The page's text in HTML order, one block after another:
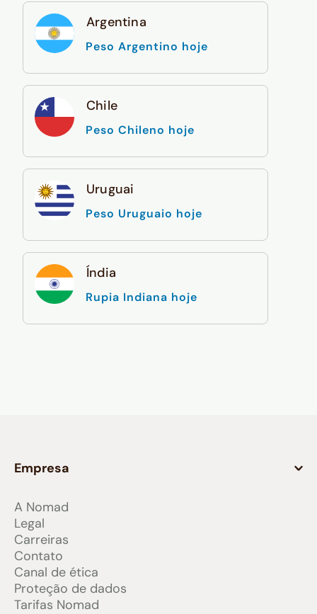
Argentina
Peso Argentino hoje
Chile
Peso Chileno hoje
Uruguai
Peso Uruguaio hoje
Índia
Rupia Indiana hoje
Empresa
A Nomad
Legal
Carreiras
Contato
Canal de ética
Proteção de dados
Tarifas Nomad